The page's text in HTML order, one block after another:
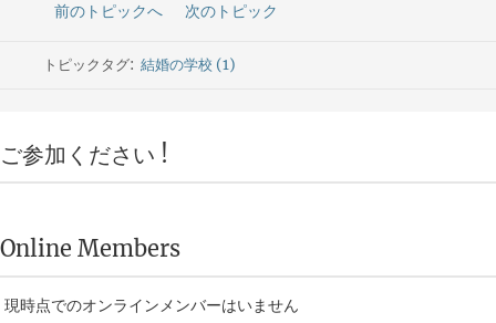
前のトピックへ 次のトピック
トピックタグ: 結婚の学校 (1)
ご参加ください !
Online Members
現時点でのオンラインメンバーはいません